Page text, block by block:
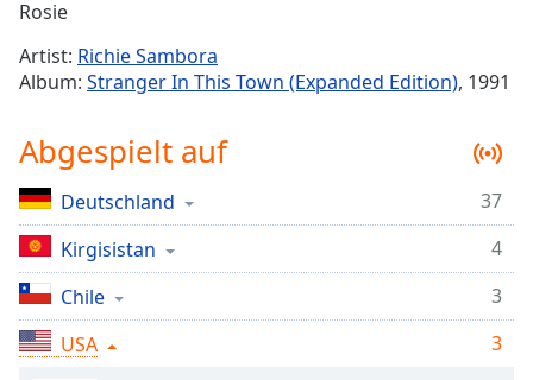
Stream
TypeLIVE
Seek to
live,
liveLIVE
Remaining
Time-
1x
Playback
Rate
Rosie
Artist: Richie Sambora
Album: Stranger In This Town (Expanded Edition), 1991
Abgespielt auf
Deutschland
37
Kirgisistan
4
Chile
3
USA
3